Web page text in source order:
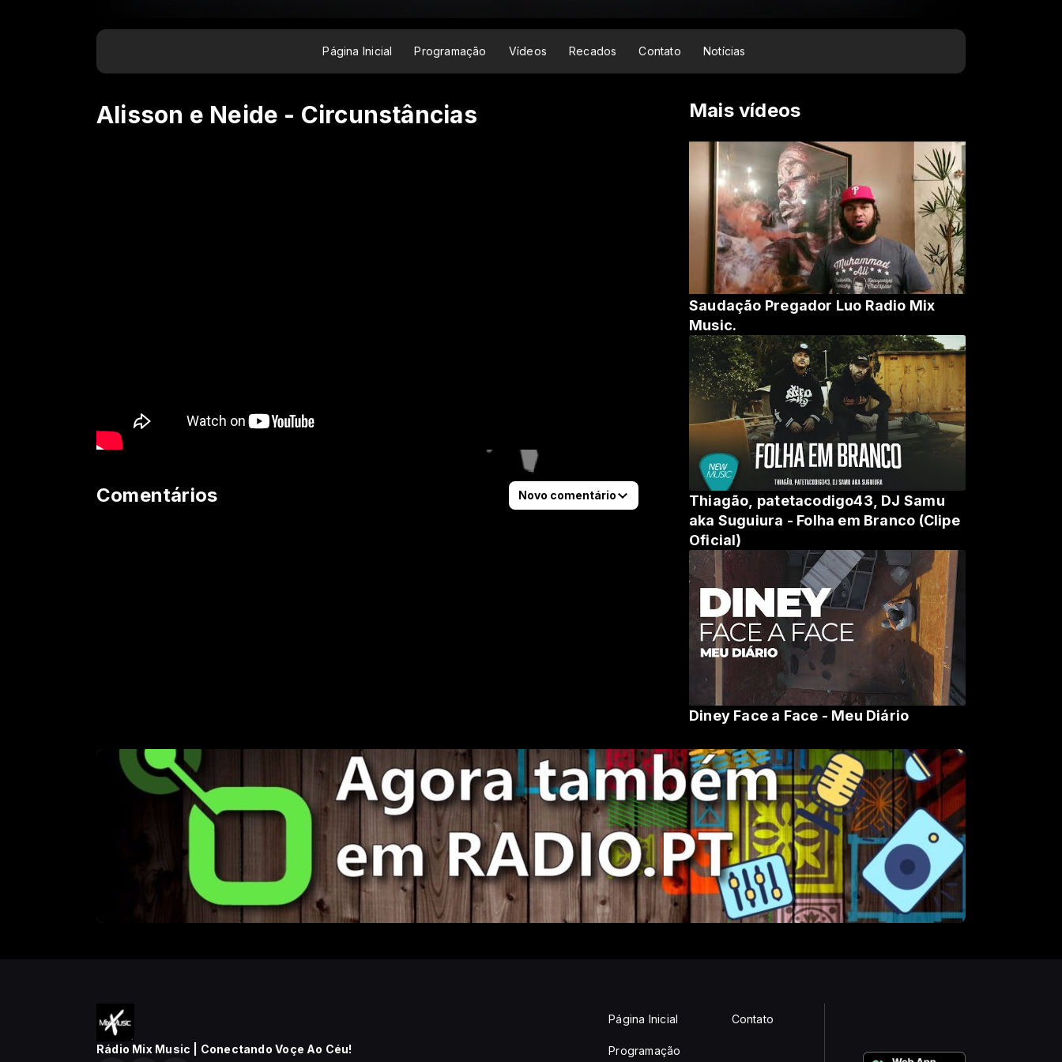
Página Inicial Programação Vídeos Recados Contato Notícias
Alisson e Neide - Circunstâncias Mais vídeos
Saudação Pregador Luo Radio Mix
Music.
Thiagão, patetacodigo43, DJ Samu
aka Suguiura - Folha em Branco (Clipe
Oficial)
Diney Face a Face - Meu Diário
Comentários Novo comentário
Rádio Mix Music | Conectando Voçe Ao Céu!
Página Inicial
Programação
Contato